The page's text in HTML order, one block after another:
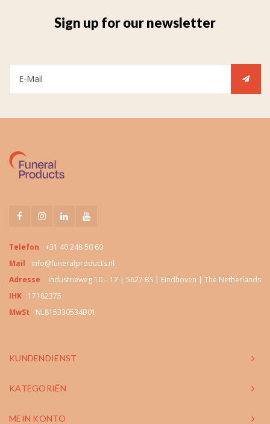
Sign up for our newsletter
Telefon
+31 40 248 50 60
Mail
info@funeralproducts.nl
Adresse
Industrieweg 10 – 12 | 5627 BS | Eindhoven | The Netherlands
IHK
17182375
MwSt
NL815330534B01
KUNDENDIENST
KATEGORIËN
MEIN KONTO